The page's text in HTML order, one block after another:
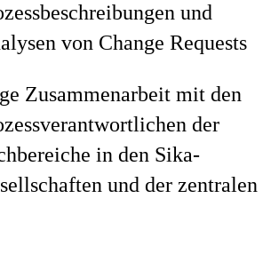
und
von Change Requests
Zusammenarbeit mit den
der
in den Sika-
und der zentralen